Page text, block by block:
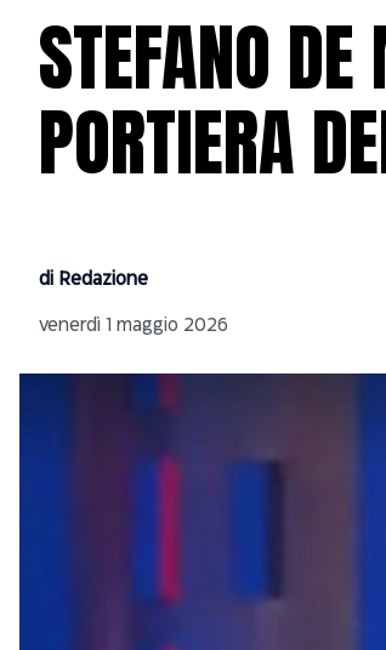
STEFANO
PORTIERA
di Redazione
venerdì 1 maggio 2026